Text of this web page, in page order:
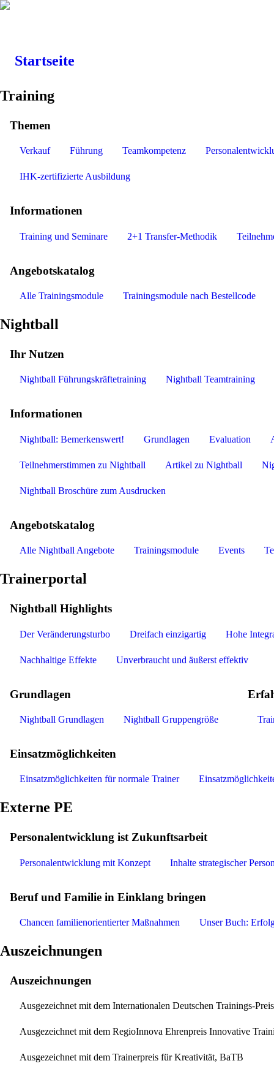
Startseite
Training
Themen
Verkauf Führung Teamkompetenz
IHK-zertifizierte Ausbildung
Informationen
Training und Seminare 2+1 Transfer-Methodik
Angebotskatalog
Alle Trainingsmodule Trainingsmodule nach Bestellcode
Nightball
Ihr Nutzen
Nightball Führungskräftetraining Nightball Teamtraining
Informationen
Nightball: Bemerkenswert! Grundlagen Evaluation
Teilnehmerstimmen zu Nightball Artikel zu Nightball
Nightball Broschüre zum Ausdrucken
Angebotskatalog
Alle Nightball Angebote Trainingsmodule Events
Trainerportal
Nightball Highlights
Der Veränderungsturbo Dreifach einzigartig Hohe
Nachhaltige Effekte Unverbraucht und äußerst effektiv
Grundlagen
Nightball Grundlagen Nightball Gruppengröße
Einsatzmöglichkeiten
Einsatzmöglichkeiten für normale Trainer
Externe PE
Personalentwicklung ist Zukunftsarbeit
Personalentwicklung mit Konzept Inhalte strategischer
Beruf und Familie in Einklang bringen
Chancen familienorientierter Maßnahmen Unser Buch:
Auszeichnungen
Auszeichnungen
Ausgezeichnet mit dem Internationalen Deutschen Trainings-
Ausgezeichnet mit dem RegioInnova Ehrenpreis Innovative
Ausgezeichnet mit dem Trainerpreis für Kreativität, BaTB